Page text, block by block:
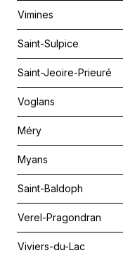
Vimines
Saint-Sulpice
Saint-Jeoire-Prieuré
Voglans
Méry
Myans
Saint-Baldoph
Verel-Pragondran
Viviers-du-Lac